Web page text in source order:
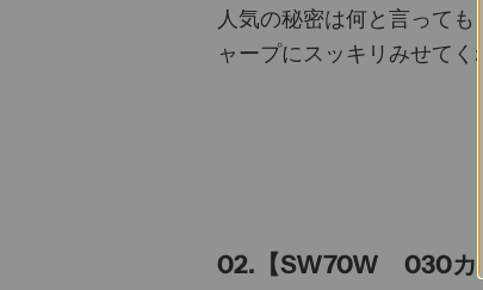
人気の秘密は何と言って
ャープにスッキリみせてく
02.【SW70W 030カ